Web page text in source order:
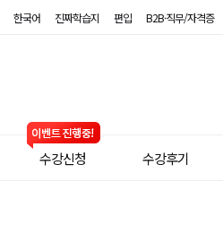
한국어 진짜학습지 편입 B2B·직무/자격증
수강신청 수강후기